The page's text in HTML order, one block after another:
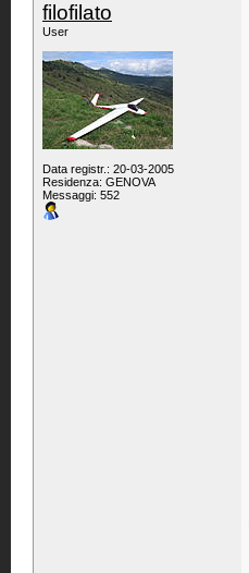
filofilato
User
Data registr.: 20-03-2005
Residenza: GENOVA
Messaggi: 552